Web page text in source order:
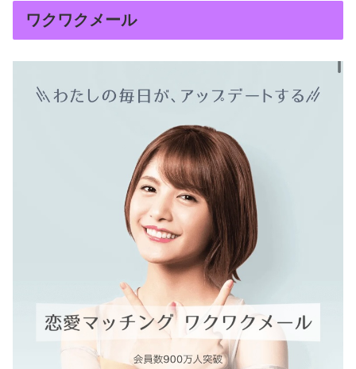
ワクワクメール